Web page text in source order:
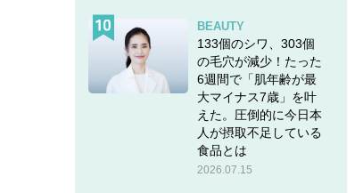
BEAUTY
133個のシワ、303個
の毛穴が減少！たった
6週間で「肌年齢が最
大マイナス7歳」を叶
えた。圧倒的に今日本
人が摂取不足している
食品とは
2026.07.15